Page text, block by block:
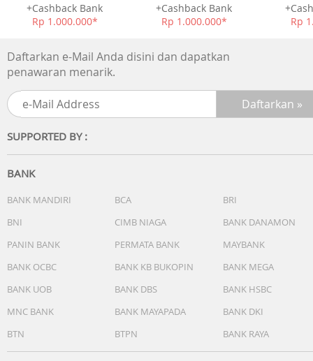
+Cashback Bank
Rp 1.000.000*
+Cashback Bank
Rp 1.000.000*
Rp
Daftarkan e-Mail Anda disini dan dapatkan
penawaran menarik.
SUPPORTED BY :
BANK
BANK MANDIRI BCA
BRI
BNI
CIMB NIAGA
BANK DANAMON
PANIN BANK
PERMATA BANK
MAYBANK
BANK OCBC
BANK KB BUKOPIN
BANK MEGA
BANK UOB
BANK DBS
BANK HSBC
MNC BANK
BANK MAYAPADA
BANK DKI
BTN
BTPN BANK RAYA